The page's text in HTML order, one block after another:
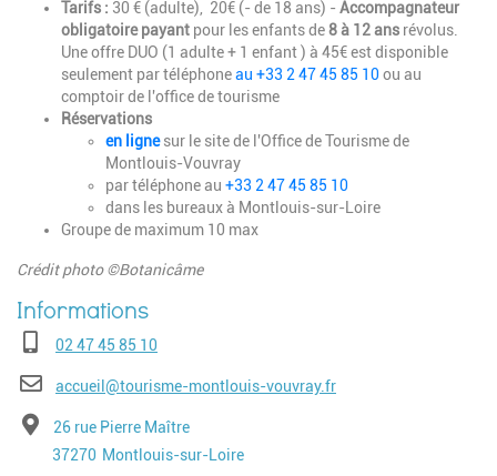
Tarifs : 30 € (adulte), 20€ (- de 18 ans) - Accompagnateur
obligatoire payant pour les enfants de8 à 12 ans révolus.
Une offre DUO (1 adulte + 1 enfant ) à 45€ est disponible
seulement par téléphoneau +33 2 47 45 85 10ou au
comptoir de l'office de tourisme
Réservations
en ligne sur le site de l'Office de Tourisme de
Montlouis-Vouvray
par téléphone au +33 2 47 45 85 10
dans les bureaux à Montlouis-sur-Loire
Groupe de maximum 10 max
Crédit photo ©Botanicâme
Téléphone02 47 45 85 10
E-mailaccueil@tourisme-montlouis-vouvray.fr
Adresse26 rue Pierre Maître
Code postal
37270 Ville
Montlouis-sur-Loire